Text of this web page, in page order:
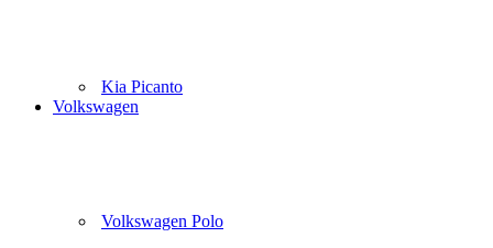
Kia Picanto
Volkswagen
Volkswagen Polo